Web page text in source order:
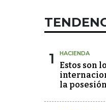
1 HACIENDA
Estos son
la